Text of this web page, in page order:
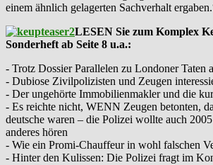
einem ähnlich gelagerten Sachverhalt
LESEN Sie zum Komplex
Sonderheft ab Seite 8 u.a.:
- Trotz Dossier Parallelen zu Londoner Taten
- Dubiose Zivilpolizisten und Zeugen
- Der ungehörte Immobilienmakler und die
- Es reichte nicht, WENN Zeugen betonten,
deutsche waren – die Polizei wollte auch
anderes hören
- Wie ein Promi-Chauffeur in wohl falschen
- Hinter den Kulissen: Die Polizei fragt im